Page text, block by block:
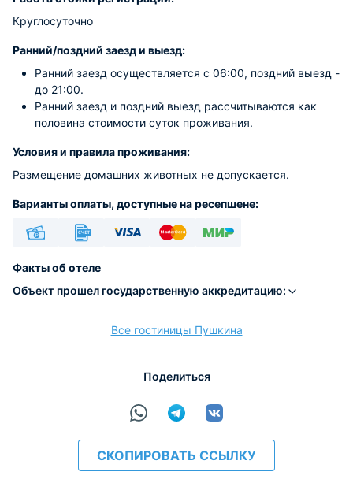
Круглосуточно
Ранний/поздний заезд и выезд:
Ранний заезд осуществляется с 06:00, поздний выезд -
до 21:00.
Ранний заезд и поздний выезд рассчитываются как
половина стоимости суток проживания.
Условия и правила проживания:
Размещение домашних животных не допускается.
Варианты оплаты, доступные на ресепшене:
Факты об отеле
Объект прошел государственную аккредитацию:
Все гостиницы Пушкина
Поделиться
СКОПИРОВАТЬ ССЫЛКУ